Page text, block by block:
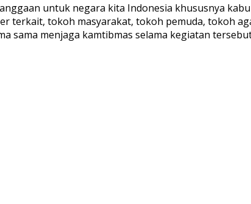
untuk negara kita Indonesia khususnya
terkait, tokoh masyarakat, tokoh pemuda, tokoh
sama menjaga kamtibmas selama kegiatan